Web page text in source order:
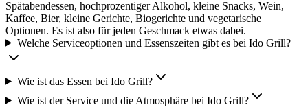
Spätabendessen, hochprozentiger Alkohol, kleine Snacks, Wein,
Kaffee, Bier, kleine Gerichte, Biogerichte und vegetarische
Optionen. Es ist also für jeden Geschmack etwas dabei.
Welche Serviceoptionen und Essenszeiten gibt es bei Ido Grill?
Wie ist das Essen bei Ido Grill?
Wie ist der Service und die Atmosphäre bei Ido Grill?